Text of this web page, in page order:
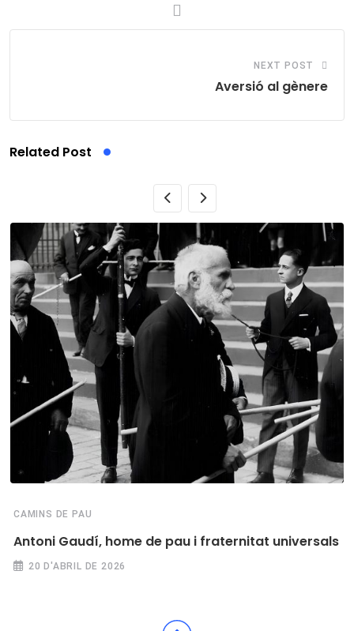
NEXT POST
Aversió al gènere
Related Post
CAMINS DE PAU
Antoni Gaudí, home de pau i fraternitat universals
20 D'ABRIL DE 2026